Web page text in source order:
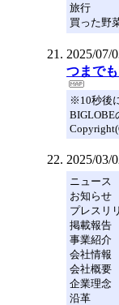
旅行
買った野
2025/07/
つまで
※10秒後
BIGLOBE
2025/03/
ニュース
お知らせ
プレスリ
掲載報告
事業紹介
会社情報
会社概要
企業理念
沿革